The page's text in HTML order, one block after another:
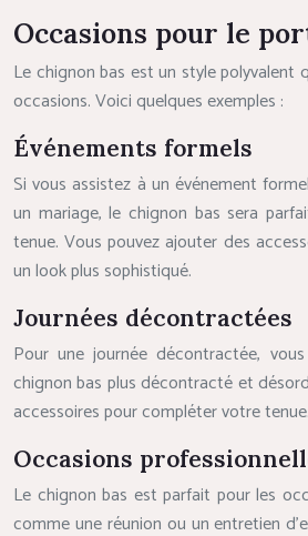
Occasions pour le
Le chignon bas est un style polyvalent
occasions. Voici quelques exemples :
Événements formels
Si vous assistez à un événement
un mariage, le chignon bas sera
tenue. Vous pouvez ajouter des
un look plus sophistiqué.
Journées décontractées
Pour une journée décontractée,
chignon bas plus décontracté et
accessoires pour compléter votre tenue.
Occasions
Le chignon bas est parfait pour les
comme une réunion ou un entretien